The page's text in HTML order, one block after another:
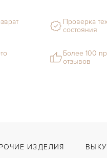
Проверка
состояния
Более 100
отзывов
ИЗДЕЛИЯ